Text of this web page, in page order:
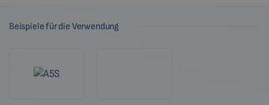
Beispiele für die Verwendung